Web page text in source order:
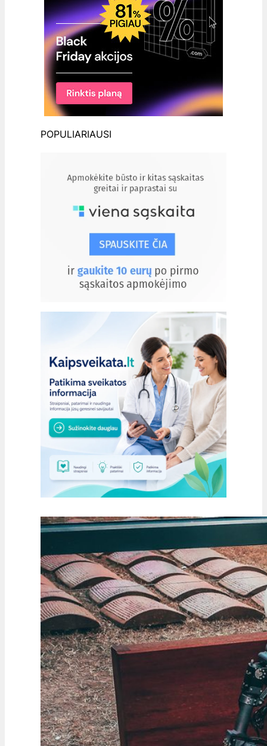
POPULIARIAUSI